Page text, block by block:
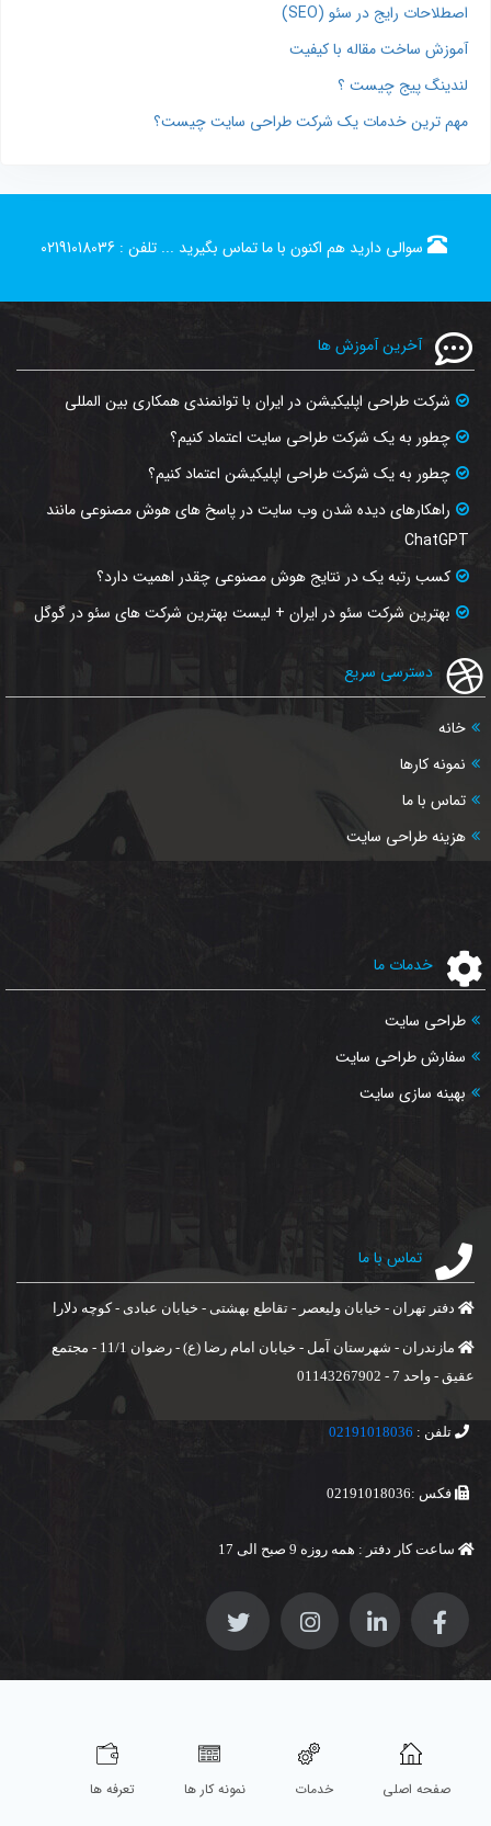
اصطلاحات رایج در سئو (SEO)
آموزش ساخت مقاله با کیفیت
لندینگ پیج چیست ؟
مهم ترین خدمات یک شرکت طراحی سایت چیست؟
سوالی دارید هم اکنون با ما تماس بگیرید ... تلفن : 02191018036
آخرین آموزش ها
شرکت طراحی اپلیکیشن در ایران با توانمندی همکاری بین المللی
چطور به یک شرکت طراحی سایت اعتماد کنیم؟
چطور به یک شرکت طراحی اپلیکیشن اعتماد کنیم؟
راهکارهای دیده شدن وب‌ سایت در پاسخ‌ های هوش مصنوعی مانند
ChatGPT
کسب رتبه یک در نتایج هوش مصنوعی چقدر اهمیت دارد؟
بهترین شرکت سئو در ایران + لیست بهترین شرکت های سئو در گوگل
دسترسی سریع
خانه
نمونه کارها
تماس با ما
هزینه طراحی سایت
خدمات ما
طراحی سایت
سفارش طراحی سایت
بهینه سازی سایت
تماس با ما
دفتر تهران - خیابان ولیعصر - تقاطع بهشتی - خیابان عبادی - کوچه دلارا
مازندران - شهرستان آمل - خیابان امام رضا (ع) - رضوان 11/1 - مجتمع
عقیق - واحد 7 - 01143267902
تلفن : 02191018036
فکس :02191018036
ساعت کار دفتر : همه روزه 9 صبح الی 17
صفحه اصلی خدمات نمونه کار ها تعرفه ها